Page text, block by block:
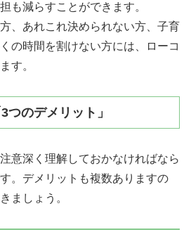
も減らすことができます。
、あれこれ決められない方、子育
の時間を割けない方には、ローコ
す。
つのデメリット」
意深く理解しておかなければなら
。デメリットも複数ありますの
ましょう。